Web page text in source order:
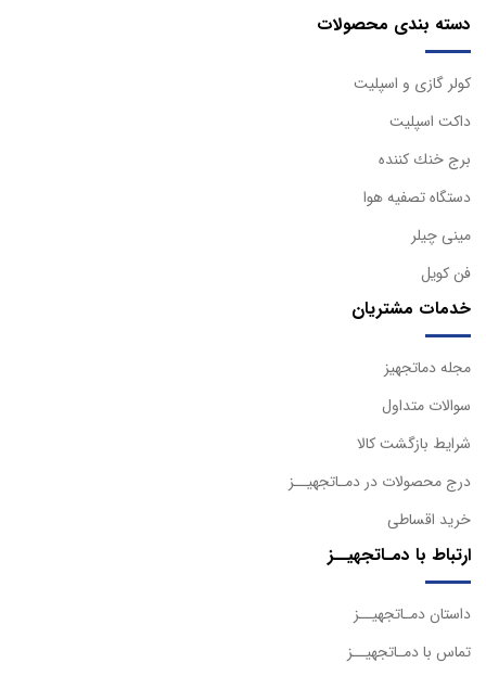
دسته بندی محصولات
كولر گازی و اسپليت
داكت اسپليت
برج خنك كننده
دستگاه تصفيه هوا
مینی چیلر
فن کویل
خدمات مشتریان
مجله دماتجهیز
سوالات متداول
شرایط بازگشت کالا
درج محصولات در دمـاتجهیــز
خرید اقساطی
ارتباط با دمـاتجهیــز
داستان دمـاتجهیــز
تماس با دمـاتجهیــز